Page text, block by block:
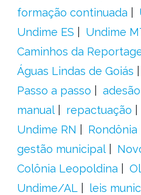
formação continuada
Undime ES
Undime
Caminhos da
Águas Lindas de Goiás
Passo a passo
manual
repactuação
Undime RN
Rondônia
gestão municipal
Colônia Leopoldina
Undime/AL
leis